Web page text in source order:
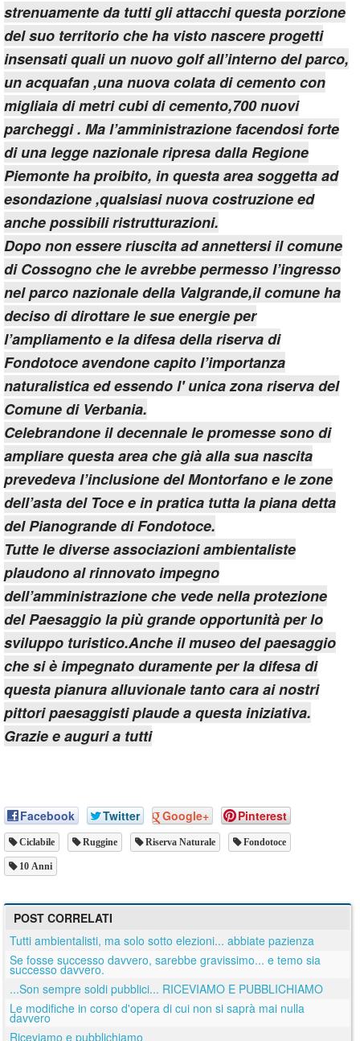
strenuamente da tutti gli attacchi questa porzione
del suo territorio che ha visto nascere progetti
insensati quali un nuovo golf all’interno del parco,
un acquafan ,una nuova colata di cemento con
migliaia di metri cubi di cemento,700 nuovi
parcheggi . Ma l’amministrazione facendosi forte
di una legge nazionale ripresa dalla Regione
Piemonte ha proibito, in questa area soggetta ad
esondazione ,qualsiasi nuova costruzione ed
anche possibili ristrutturazioni.
Dopo non essere riuscita ad annettersi il comune
di Cossogno che le avrebbe permesso l’ingresso
nel parco nazionale della Valgrande,il comune ha
deciso di dirottare le sue energie per
l’ampliamento e la difesa della riserva di
Fondotoce avendone capito l’importanza
naturalistica ed essendo l' unica zona riserva del
Comune di Verbania.
Celebrandone il decennale le promesse sono di
ampliare questa area che già alla sua nascita
prevedeva l’inclusione del Montorfano e le zone
dell’asta del Toce e in pratica tutta la piana detta
del Pianogrande di Fondotoce.
Tutte le diverse associazioni ambientaliste
plaudono al rinnovato impegno
dell’amministrazione che vede nella protezione
del Paesaggio la più grande opportunità per lo
sviluppo turistico.Anche il museo del paesaggio
che si è impegnato duramente per la difesa di
questa pianura alluvionale tanto cara ai nostri
pittori paesaggisti plaude a questa iniziativa.
Grazie e auguri a tutti
Facebook Twitter Google+ Pinterest
Ciclabile Ruggine Riserva Naturale Fondotoce
10 Anni
POST CORRELATI
Tutti ambientalisti, ma solo sotto elezioni... abbiate pazienza
Se fosse successo davvero, sarebbe gravissimo... e temo sia
successo davvero.
...Son sempre soldi pubblici... RICEVIAMO E PUBBLICHIAMO
Le modifiche in corso d'opera di cui non si saprà mai nulla
davvero
Riceviamo e pubblichiamo